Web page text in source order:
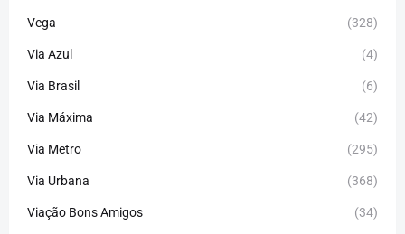
Vega (328)
Via Azul (4)
Via Brasil (6)
Via Máxima (42)
Via Metro (295)
Via Urbana (368)
Viação Bons Amigos (34)